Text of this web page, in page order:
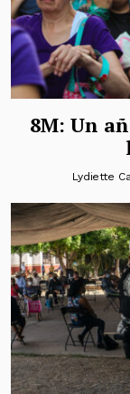
8M: Un
Lydiette